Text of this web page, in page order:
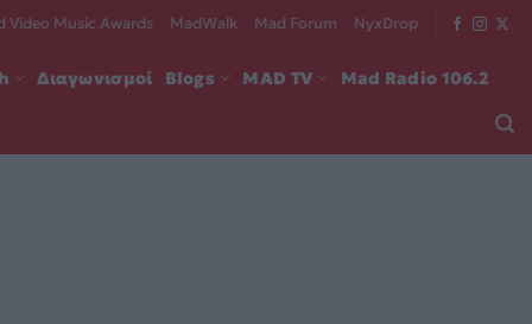
Video Music Awards MadWalk Mad Forum NyxDrop
Διαγωνισμοί Blogs MAD TV Mad Radio 106.2